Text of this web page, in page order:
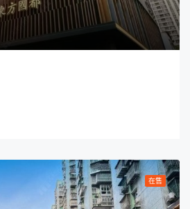
在售